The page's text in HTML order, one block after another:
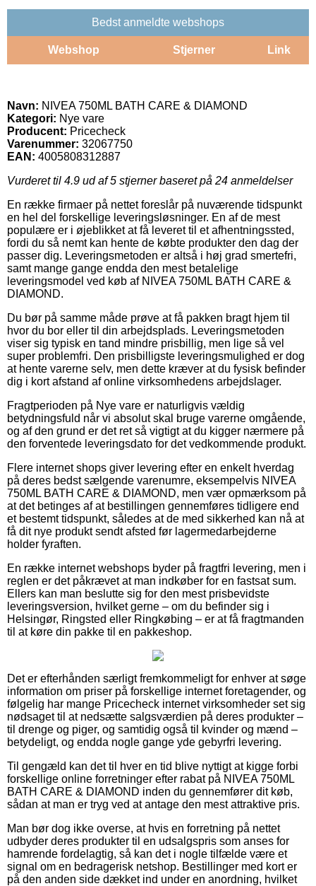
Bedst anmeldte webshops
Webshop Stjerner Link
Navn: NIVEA 750ML BATH CARE & DIAMOND
Kategori: Nye vare
Producent: Pricecheck
Varenummer: 32067750
EAN: 4005808312887
Vurderet til 4.9 ud af 5 stjerner baseret på 24 anmeldelser
En række firmaer på nettet foreslår på nuværende tidspunkt
en hel del forskellige leveringsløsninger. En af de mest
populære er i øjeblikket at få leveret til et afhentningssted,
fordi du så nemt kan hente de købte produkter den dag der
passer dig. Leveringsmetoden er altså i høj grad smertefri,
samt mange gange endda den mest betalelige
leveringsmodel ved køb af NIVEA 750ML BATH CARE &
DIAMOND.
Du bør på samme måde prøve at få pakken bragt hjem til
hvor du bor eller til din arbejdsplads. Leveringsmetoden
viser sig typisk en tand mindre prisbillig, men lige så vel
super problemfri. Den prisbilligste leveringsmulighed er dog
at hente varerne selv, men dette kræver at du fysisk befinder
dig i kort afstand af online virksomhedens arbejdslager.
Fragtperioden på Nye vare er naturligvis vældig
betydningsfuld når vi absolut skal bruge varerne omgående,
og af den grund er det ret så vigtigt at du kigger nærmere på
den forventede leveringsdato for det vedkommende produkt.
Flere internet shops giver levering efter en enkelt hverdag
på deres bedst sælgende varenumre, eksempelvis NIVEA
750ML BATH CARE & DIAMOND, men vær opmærksom på
at det betinges af at bestillingen gennemføres tidligere end
et bestemt tidspunkt, således at de med sikkerhed kan nå at
få dit nye produkt sendt afsted før lagermedarbejderne
holder fyraften.
En række internet webshops byder på fragtfri levering, men i
reglen er det påkrævet at man indkøber for en fastsat sum.
Ellers kan man beslutte sig for den mest prisbevidste
leveringsversion, hvilket gerne – om du befinder sig i
Helsingør, Ringsted eller Ringkøbing – er at få fragtmanden
til at køre din pakke til en pakkeshop.
Det er efterhånden særligt fremkommeligt for enhver at søge
information om priser på forskellige internet foretagender, og
følgelig har mange Pricecheck internet virksomheder set sig
nødsaget til at nedsætte salgsværdien på deres produkter –
til drenge og piger, og samtidig også til kvinder og mænd –
betydeligt, og endda nogle gange yde gebyrfri levering.
Til gengæld kan det til hver en tid blive nyttigt at kigge forbi
forskellige online forretninger efter rabat på NIVEA 750ML
BATH CARE & DIAMOND inden du gennemfører dit køb,
sådan at man er tryg ved at antage den mest attraktive pris.
Man bør dog ikke overse, at hvis en forretning på nettet
udbyder deres produkter til en udsalgspris som anses for
hamrende fordelagtig, så kan det i nogle tilfælde være et
signal om en bedragerisk netshop. Bestillinger med kort er
på den anden side dækket ind under en anordning, hvilket